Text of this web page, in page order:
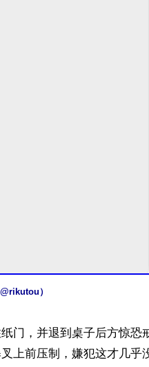
）
门，并退到桌子后方惊恐
上前压制，嫌犯这才几乎